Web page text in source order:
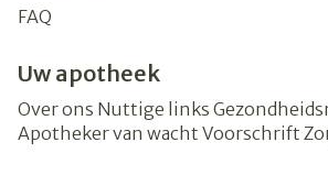
FAQ
Uw apotheek
Over ons Nuttige links
Apotheker van wacht Voorschrift